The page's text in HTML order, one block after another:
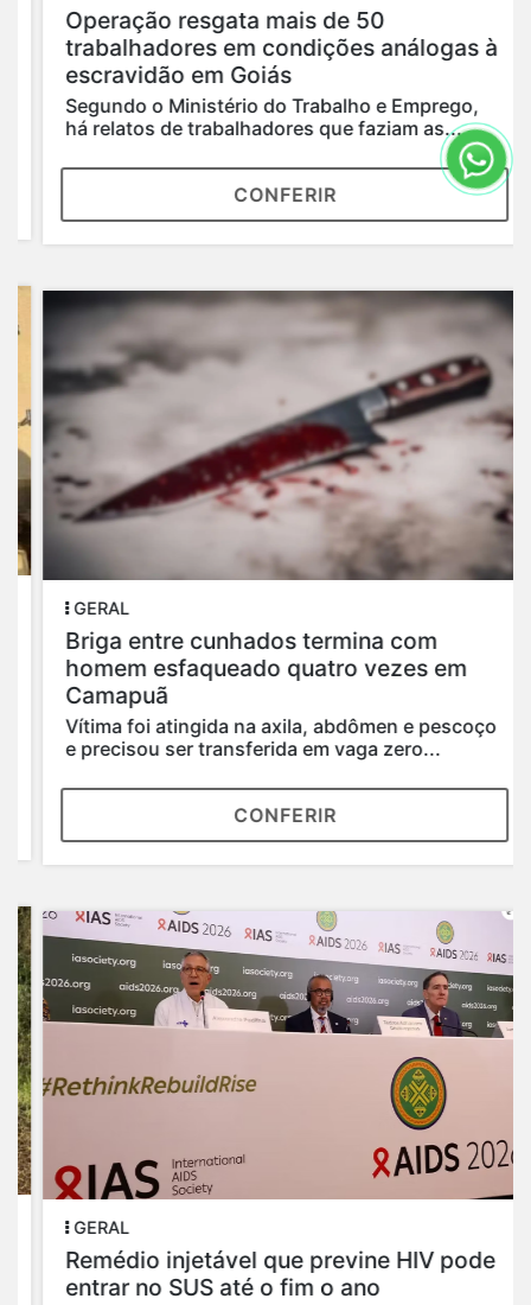
Operação resgata mais de 50
trabalhadores em condições análogas à
escravidão em Goiás
Segundo o Ministério do Trabalho e Emprego,
há relatos de trabalhadores que faziam as...
CONFERIR
GERAL
Briga entre cunhados termina com
homem esfaqueado quatro vezes em
Camapuã
Vítima foi atingida na axila, abdômen e pescoço
e precisou ser transferida em vaga zero...
CONFERIR
GERAL
Remédio injetável que previne HIV pode
entrar no SUS até o fim o ano